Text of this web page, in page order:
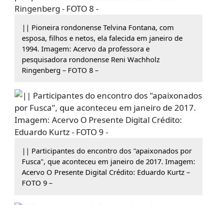
|| Pioneira rondonense Telvina Fontana, com
esposa, filhos e netos, ela falecida em janeiro de
1994. Imagem: Acervo da professora e
pesquisadora rondonense Reni Wachholz
Ringenberg – FOTO 8 –
|| Participantes do encontro dos "apaixonados por
Fusca", que aconteceu em janeiro de 2017. Imagem:
Acervo O Presente Digital Crédito: Eduardo Kurtz –
FOTO 9 –